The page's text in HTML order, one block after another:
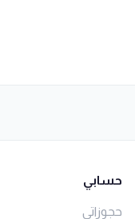
حسابي
حجوزاتي